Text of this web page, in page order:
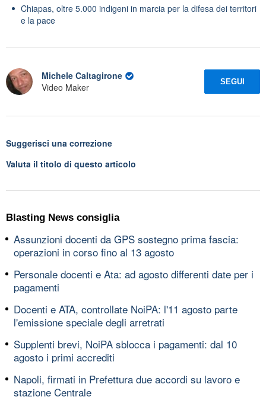
Chiapas, oltre 5.000 indigeni in marcia per la difesa dei territori
e la pace
Michele Caltagirone
Video Maker
SEGUI
Suggerisci una correzione
Valuta il titolo di questo articolo
Blasting News consiglia
Assunzioni docenti da GPS sostegno prima fascia:
operazioni in corso fino al 13 agosto
Personale docenti e Ata: ad agosto differenti date per i
pagamenti
Docenti e ATA, controllate NoiPA: l'11 agosto parte
l'emissione speciale degli arretrati
Supplenti brevi, NoiPA sblocca i pagamenti: dal 10
agosto i primi accrediti
Napoli, firmati in Prefettura due accordi su lavoro e
stazione Centrale